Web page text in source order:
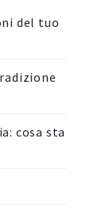
del tuo
cosa sta